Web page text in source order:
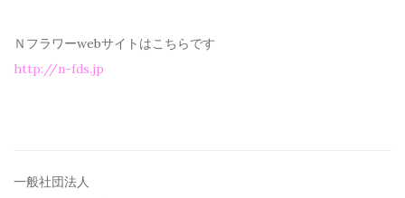
Ｎフラワーwebサイトはこちらです
http://n-fds.jp
一般社団法人